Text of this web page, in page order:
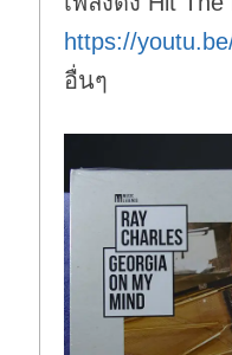
https://
อื่นๆ